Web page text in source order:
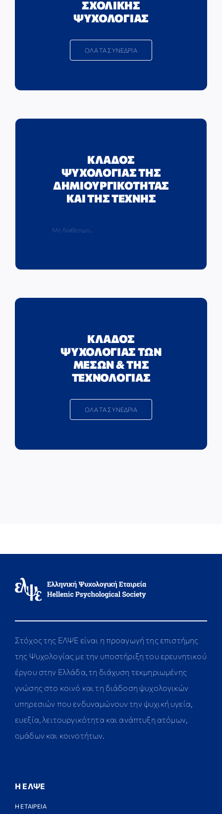
ΣΧΟΛΙΚΗΣ
ΨΥΧΟΛΟΓΙΑΣ
ΟΛΑ ΤΑ ΣΥΝΕΔΡΙΑ
ΚΛΑΔΟΣ
ΨΥΧΟΛΟΓΙΑΣ ΤΗΣ
ΔΗΜΙΟΥΡΓΙΚΟΤΗΤΑΣ
ΚΑΙ ΤΗΣ ΤΕΧΝΗΣ
Μη διαθέσιμο…
ΚΛΑΔΟΣ
ΨΥΧΟΛΟΓΙΑΣ ΤΩΝ
ΜΕΣΩΝ & ΤΗΣ
ΤΕΧΝΟΛΟΓΙΑΣ
ΟΛΑ ΤΑ ΣΥΝΕΔΡΙΑ
Στόχος της ΕΛΨΕ είναι η προαγωγή της επιστήμης
της Ψυχολογίας με την υποστήριξη του ερευνητικού
έργου στην Ελλάδα, τη διάχυση τεκμηριωμένης
γνώσης στο κοινό και τη διάδοση ψυχολογικών
υπηρεσιών που ενδυναμώνουν την ψυχική υγεία,
ευεξία, λειτουργικότητα και ανάπτυξη ατόμων,
ομάδων και κοινοτήτων.
Η ΕΛΨΕ
Η ΕΤΑΙΡΕΙΑ